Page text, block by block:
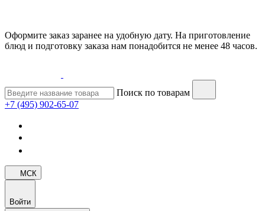
Оформите заказ заранее на удобную дату. На приготовление
блюд и подготовку заказа нам понадобится не менее 48 часов.
Поиск по товарам
+7 (495) 902-65-07
МСК
Войти